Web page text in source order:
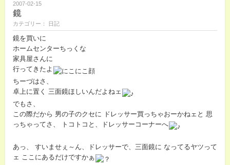
2007-02-15
鏡
カテゴリー： 日記
鏡を買いに
ホームセンターちっくな
家具屋さんに
行ってきたよ
ちーづはさ、
卓上に置く 三面鏡ほしいんだよねェ
でもさ、
この際だから 男の子のクセに ドレッサー買っちゃおーかねェと 思
っちゃってさ、 トコトコと、ドレッサーコーナーへ
あっ、 すいませぇ～ん、ドレッサーで、三面鏡に なってるヤツって
ェ ここにあるだけですかぁ